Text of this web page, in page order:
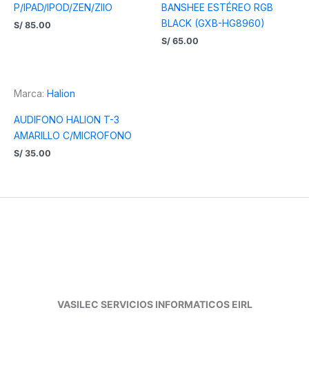
P/IPAD/IPOD/ZEN/ZIIO
S/ 85.00
BANSHEE ESTÉREO RGB
BLACK (GXB-HG8960)
S/ 65.00
Marca: Halion
AUDIFONO HALION T-3
AMARILLO C/MICROFONO
S/ 35.00
VASILEC SERVICIOS INFORMATICOS EIRL